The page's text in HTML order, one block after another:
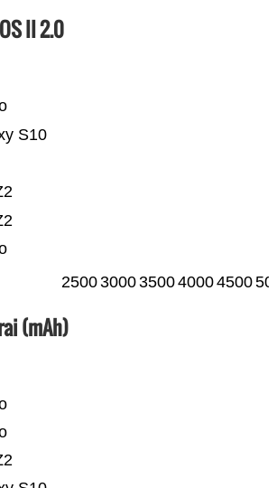
II 2.0
S10
25003000350040004500
(mAh)